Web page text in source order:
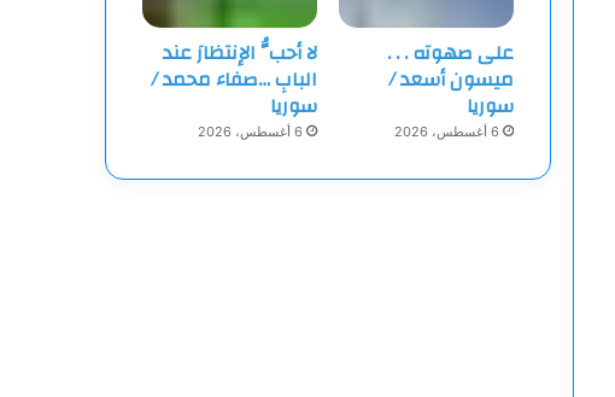
على صهوته . . .
ميسون أسعد /
سوريا
6 أغسطس، 2026
لا أحبُّ الإنتظارَ عند
البابِ …صفاء محمد /
سوريا
6 أغسطس، 2026